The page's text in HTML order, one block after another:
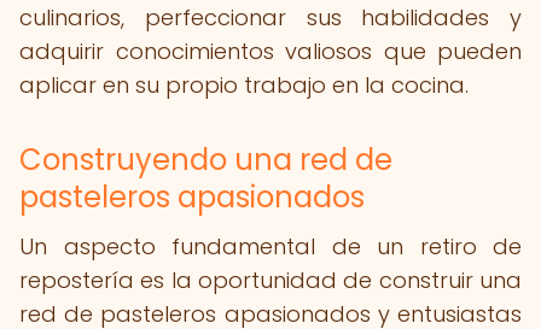
culinarios, perfeccionar sus habilidades y
adquirir conocimientos valiosos que pueden
aplicar en su propio trabajo en la cocina.
Construyendo una red de
pasteleros apasionados
Un aspecto fundamental de un retiro de
repostería es la oportunidad de construir una
red de pasteleros apasionados y entusiastas